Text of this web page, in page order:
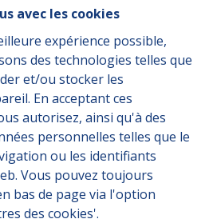
avec les cookies
expérience possible,
des technologies telles que
et/ou stocker les
En acceptant ces
autorisez, ainsi qu'à des
personnelles telles que le
ou les identifiants
Vous pouvez toujours
bas de page via l'option
des cookies'.
7880 Flobecq| Ref
m²